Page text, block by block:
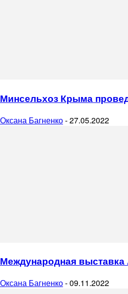
Минсельхоз Крыма
Оксана Багненко-27.05.2022
Международная выставка
Оксана Багненко-09.11.2022